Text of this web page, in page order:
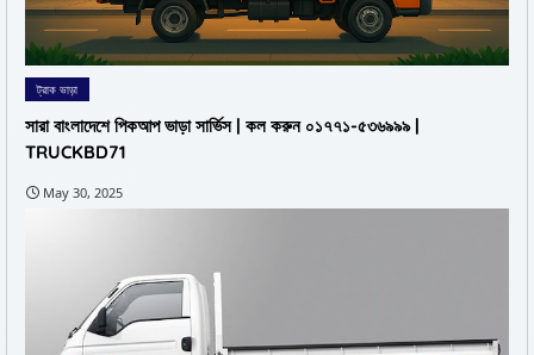
ট্রাক ভাড়া
সারা বাংলাদেশে পিকআপ ভাড়া সার্ভিস | কল করুন ০১৭৭১-৫৩৬৯৯৯ |
TRUCKBD71
May 30, 2025